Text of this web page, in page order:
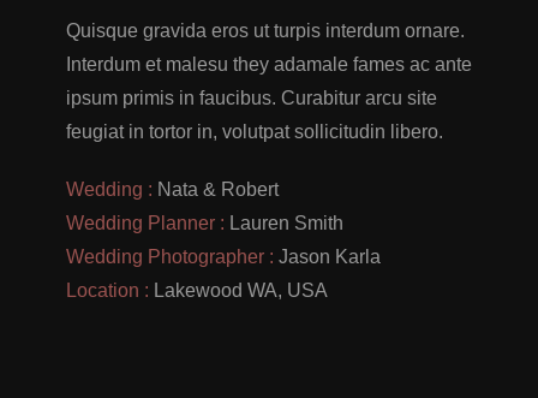
Quisque gravida eros ut turpis interdum ornare.
Interdum et malesu they adamale fames ac ante
ipsum primis in faucibus. Curabitur arcu site
feugiat in tortor in, volutpat sollicitudin libero.
Wedding : Nata & Robert
Wedding Planner : Lauren Smith
Wedding Photographer : Jason Karla
Location : Lakewood WA, USA